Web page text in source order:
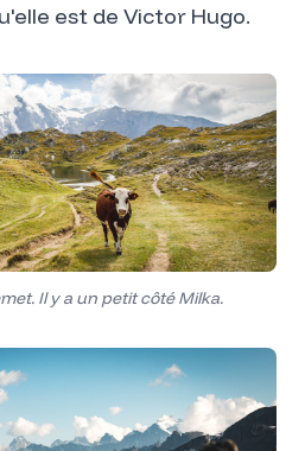
est de Victor Hugo.
Il y a un petit côté Milka.